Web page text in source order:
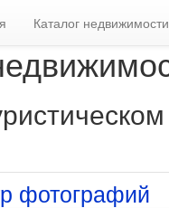
Каталог недвижимости
фотографий